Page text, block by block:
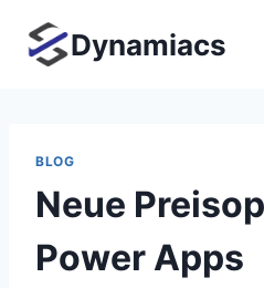
Inhalt
springen
Dynamiacs
BLOG
Neue
Power Apps